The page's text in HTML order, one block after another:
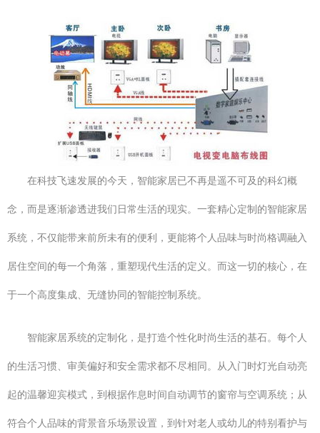
在科技飞速发展的今天，智能家居已不再是遥不可及的科幻概
念，而是逐渐渗透进我们日常生活的现实。一套精心定制的智能家居
系统，不仅能带来前所未有的便利，更能将个人品味与时尚格调融入
居住空间的每一个角落，重塑现代生活的定义。而这一切的核心，在
于一个高度集成、无缝协同的智能控制系统。
智能家居系统的定制化，是打造个性化时尚生活的基石。每个人
的生活习惯、审美偏好和安全需求都不尽相同。从入门时灯光自动亮
起的温馨迎宾模式，到根据作息时间自动调节的窗帘与空调系统；从
符合个人品味的背景音乐场景设置，到针对老人或幼儿的特别看护与